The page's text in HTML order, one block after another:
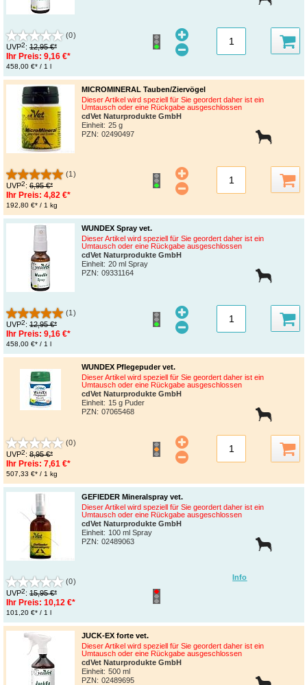
(0)
UVP2: 12,95 €*
Ihr Preis: 9,16 €*
458,00 €* / 1 l
MICROMINERAL Tauben/Ziervögel
Dieser Artikel wird speziell für Sie geordert daher ist ein
Umtausch oder eine Rückgabe ausgeschlossen
cdVet Naturprodukte GmbH
Einheit: 25 g
PZN: 02490497
(1)
UVP2: 6,95 €*
Ihr Preis: 4,82 €*
192,80 €* / 1 kg
WUNDEX Spray vet.
Dieser Artikel wird speziell für Sie geordert daher ist ein
Umtausch oder eine Rückgabe ausgeschlossen
cdVet Naturprodukte GmbH
Einheit: 20 ml Spray
PZN: 09331164
(1)
UVP2: 12,95 €*
Ihr Preis: 9,16 €*
458,00 €* / 1 l
WUNDEX Pflegepuder vet.
Dieser Artikel wird speziell für Sie geordert daher ist ein
Umtausch oder eine Rückgabe ausgeschlossen
cdVet Naturprodukte GmbH
Einheit: 15 g Puder
PZN: 07065468
(0)
UVP2: 8,95 €*
Ihr Preis: 7,61 €*
507,33 €* / 1 kg
Info
GEFIEDER Mineralspray vet.
Dieser Artikel wird speziell für Sie geordert daher ist ein
Umtausch oder eine Rückgabe ausgeschlossen
cdVet Naturprodukte GmbH
Einheit: 100 ml Spray
PZN: 02489063
(0)
UVP2: 15,95 €*
Ihr Preis: 10,12 €*
101,20 €* / 1 l
JUCK-EX forte vet.
Dieser Artikel wird speziell für Sie geordert daher ist ein
Umtausch oder eine Rückgabe ausgeschlossen
cdVet Naturprodukte GmbH
Einheit: 500 ml
PZN: 02489695